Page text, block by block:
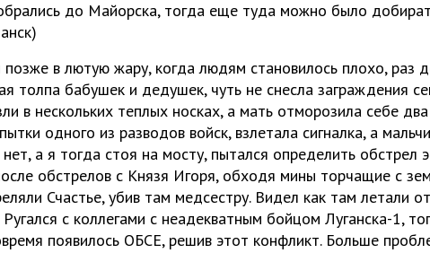
до Майорска, тогда еще туда можно было
позже в лютую жару, когда людям становилось плохо, раз
толпа бабушек и дедушек, чуть не снесла заграждения
в нескольких теплых носках, а мать отморозила себе
одного из разводов войск, взлетала сигналка, а
а я тогда стоя на мосту, пытался определить обстрел
обстрелов с Князя Игоря, обходя мины торчащие с
Счастье, убив там медсестру. Видел как там летали
Ругался с коллегами с неадекватным бойцом Луганска-1,
появилось ОБСЕ, решив этот конфликт. Больше